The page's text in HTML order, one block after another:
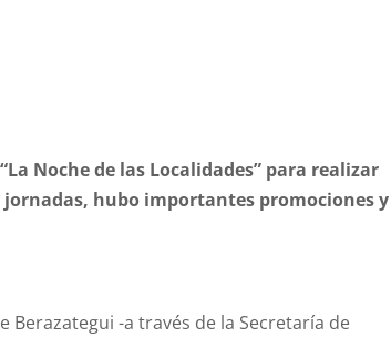
Noche de las Localidades” para realizar
hubo importantes promociones y
-a través de la Secretaría de